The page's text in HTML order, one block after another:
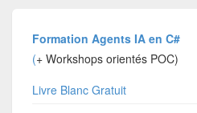
Formation Agents IA en C#
(+ Workshops orientés POC)
Livre Blanc Gratuit